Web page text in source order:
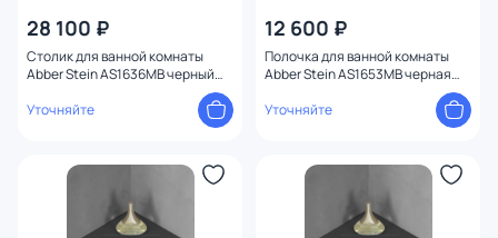
28 100 ₽
Столик для ванной комнаты
Abber Stein AS1636MB черный
Уточняйте
12 600 ₽
Полочка для ванной комнаты
Abber Stein AS1653MB черная
Уточняйте